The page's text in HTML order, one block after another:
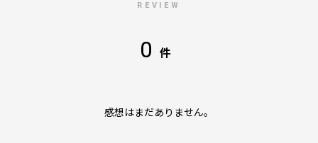
REVIEW
0 件
感想はまだありません。